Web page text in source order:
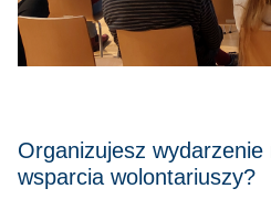
Organizujesz
wsparcia wolontariuszy?